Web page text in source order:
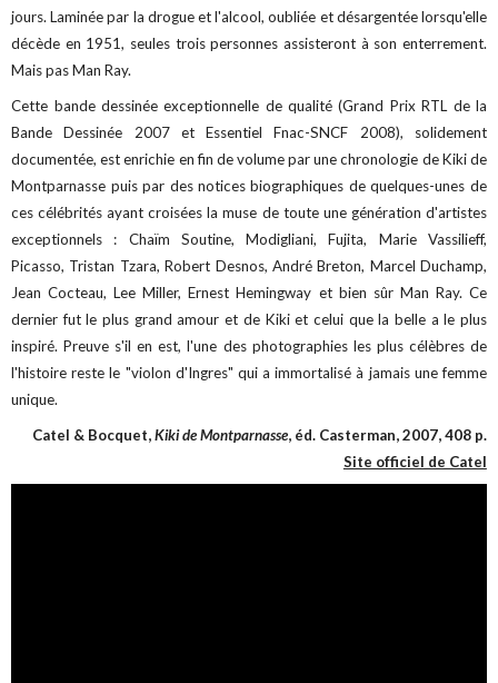
jours. Laminée par la drogue et l'alcool, oubliée et désargentée lorsqu'elle
décède en 1951, seules trois personnes assisteront à son enterrement.
Mais pas Man Ray.
Cette bande dessinée exceptionnelle de qualité (Grand Prix RTL de la
Bande Dessinée 2007 et Essentiel Fnac-SNCF 2008), solidement
documentée, est enrichie en fin de volume par une chronologie de Kiki de
Montparnasse puis par des notices biographiques de quelques-unes de
ces célébrités ayant croisées la muse de toute une génération d'artistes
exceptionnels : Chaïm Soutine, Modigliani, Fujita, Marie Vassilieff,
Picasso, Tristan Tzara, Robert Desnos, André Breton, Marcel Duchamp,
Jean Cocteau, Lee Miller, Ernest Hemingway et bien sûr Man Ray. Ce
dernier fut le plus grand amour et de Kiki et celui que la belle a le plus
inspiré. Preuve s'il en est, l'une des photographies les plus célèbres de
l'histoire reste le "violon d'Ingres" qui a immortalisé à jamais une femme
unique.
Catel & Bocquet,Kiki de Montparnasse, éd. Casterman, 2007, 408 p.
Site officiel de Catel